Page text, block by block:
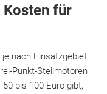
für
nach Einsatzgebiet
Punkt-Stellmotoren
bis 100 Euro gibt,